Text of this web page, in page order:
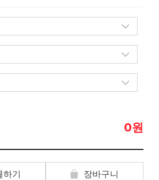
0원
하기 장바구니